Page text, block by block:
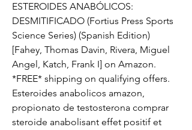
ESTEROIDES ANABÓLICOS:
DESMITIFICADO (Fortius Press Sports
Science Series) (Spanish Edition)
[Fahey, Thomas Davin, Rivera, Miguel
Angel, Katch, Frank I] on Amazon.
*FREE* shipping on qualifying offers.
Esteroides anabolicos amazon,
propionato de testosterona comprar
steroide anabolisant effet positif et